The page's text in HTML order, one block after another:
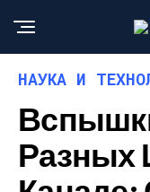
НАУКА И
Разных